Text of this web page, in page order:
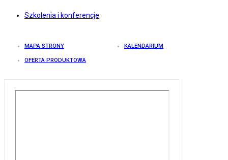
Szkolenia i konferencje
MAPA STRONY KALENDARIUM
OFERTA PRODUKTOWA